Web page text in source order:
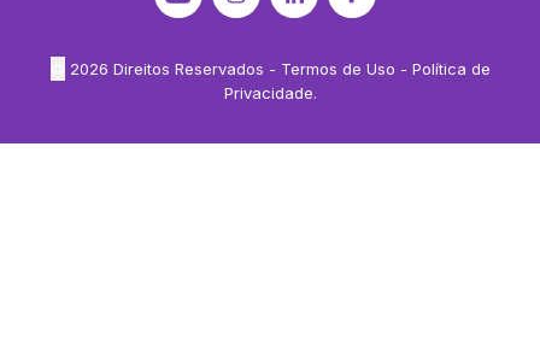
2026 Direitos Reservados - Termos de Uso - Política de
Privacidade.